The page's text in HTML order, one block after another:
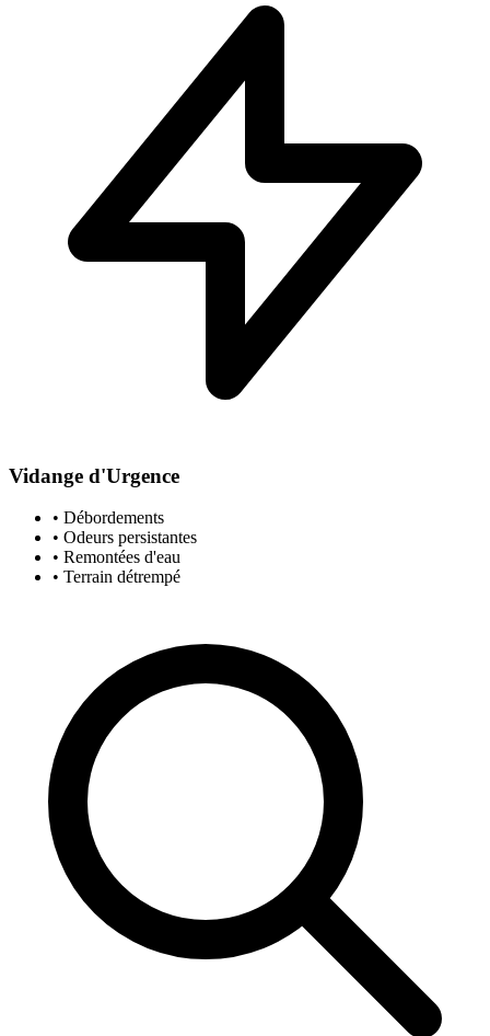
Vidange d'Urgence
• Débordements
• Odeurs persistantes
• Remontées d'eau
• Terrain détrempé